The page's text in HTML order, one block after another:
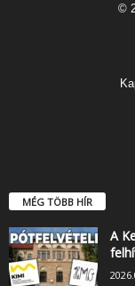
©
MÉG TÖBB HÍR
A